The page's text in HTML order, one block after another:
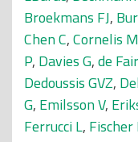
Broekmans FJ,
Chen C,Cornelis
P, Davies G,de
Dedoussis GVZ,
G, Emilsson V,
Ferrucci L, Fischer